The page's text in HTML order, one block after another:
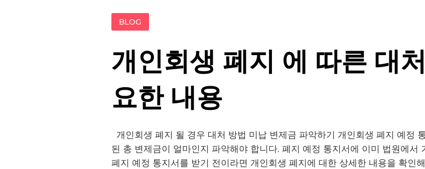
BLOG
개인회생 폐지 에 따른 대
요한 내용
개인회생 폐지 될 경우 대처 방법 미납 변제금 파악하기 개인회생 폐지 예정
된 총 변제금이 얼마인지 파악해야 합니다. 폐지 예정 통지서에 이미 법원에서
폐지 예정 통지서를 받기 전이라면 개인회생 폐지에 대한 상세한 내용을 확인